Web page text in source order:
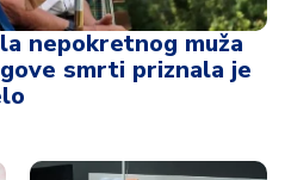
nepokretnog muža
smrti priznala je